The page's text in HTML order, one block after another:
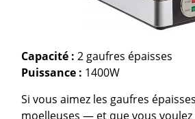
Capacité :2 gaufres épaisses
Puissance : 1400W
Si vous aimez les gaufres
moelleuses — et que vous